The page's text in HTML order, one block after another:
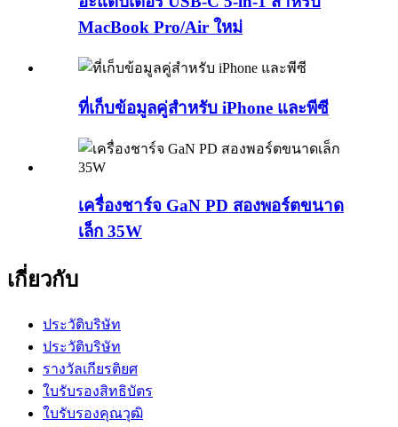
MacBook Pro/Air ใหม่
ที่เก็บข้อมูลคู่สำหรับ iPhone และพีซี
เครื่องชาร์จ GaN PD สองพอร์ตขนาด
เล็ก 35W
เกี่ยวกับ
ประวัติบริษัท
ประวัติบริษัท
รางวัลเกียรติยศ
ใบรับรองสิทธิบัตร
ใบรับรองคุณวุฒิ